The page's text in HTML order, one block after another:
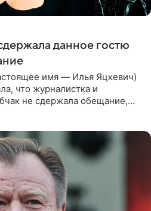
данное гостю
имя — Илья Яцкевич)
что журналистка и
не сдержала обещание,